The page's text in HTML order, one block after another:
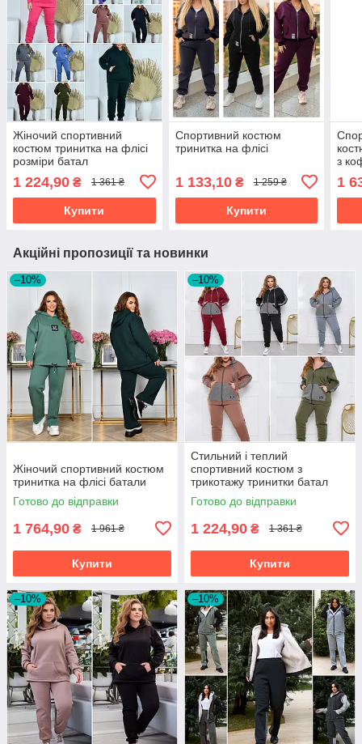
Жіночий спортивний
костюм тринитка на флісі
розміри батал
1 224,90 ₴ 1 361 ₴
Купити
Спортивний костюм
тринитка на флісі
1 133,10₴ 1 259 ₴
Купити
з
1
Акційні пропозиції та новинки
–10%
Жіночий спортивний костюм
тринитка на флісі батали
Готово до відправки
1 764,90 ₴ 1 961 ₴
Купити
–10%
Стильний і теплий
спортивний костюм з
трикотажу тринитки батал
Готово до відправки
1 224,90 ₴ 1 361 ₴
Купити
–10% –10%